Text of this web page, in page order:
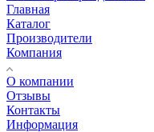
Главная
Каталог
Производители
Компания
О компании
Отзывы
Контакты
Информация